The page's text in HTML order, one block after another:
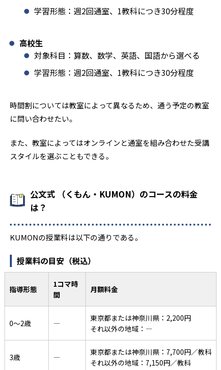
学習形態：週2回通室、1教科につき30分程度
高校生
対象科目：算数、数学、英語、国語から選べる
学習形態：週2回通室、1教科につき30分程度
時間割については教室によって異なるため、通う予定の教室
に問い合わせたい。
また、教室によってはオンラインと通室を組み合わせた受講
スタイルを選ぶこともできる。
公文式 （くもん・KUMON）のコースの料金
は？
KUMONの授業料は以下の通りである。
授業料の目安（税込）
指導形態
1コマ時
間
月額料金
0〜2歳 ―
東京都または神奈川県：2,200円
それ以外の地域：―
3歳 ―
東京都または神奈川県：7,700円／教科
それ以外の地域：7,150円／教科